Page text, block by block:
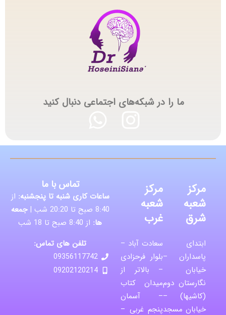
ما را در شبکه‌های اجتماعی دنبال کنید
مرکز
شعبه
شرق
ابتدای
پاسداران –
خیابان
نگارستان دوم
(کاشیها) –
خیابان مسجد
مرکز
شعبه
غرب
سعادت آباد –
بلوار فرحزادی
– بالاتر از
میدان کتاب
– آسمان
پنجم غربی –
تماس با ما
ساعات کاری شنبه تا پنجشنبه: از
8:40 صبح تا 20:20 شب |
جمعه
ها: از 8:40 صبح تا 18 شب
تلفن های تماس:
09356117742
09202120214